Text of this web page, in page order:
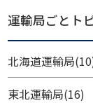
運輸局ごとト
北海道運輸局
東北運輸局(16)